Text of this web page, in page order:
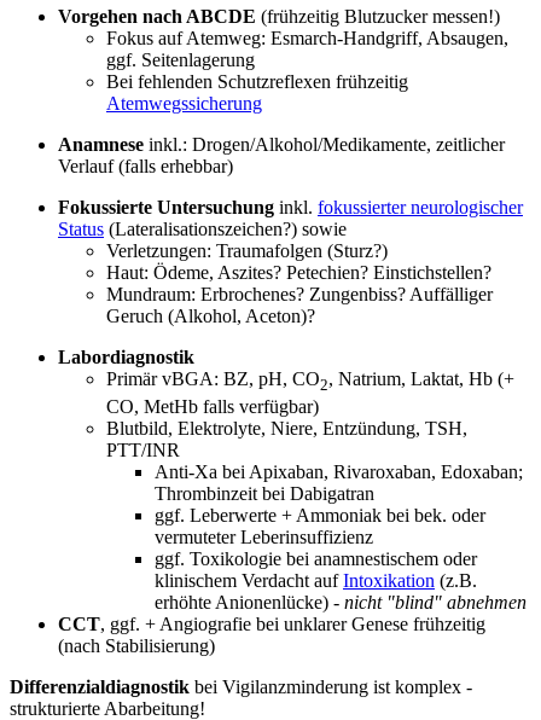
Vorgehen nach ABCDE (frühzeitig Blutzucker messen!)
Fokus auf Atemweg: Esmarch-Handgriff, Absaugen,
ggf. Seitenlagerung
Bei fehlenden Schutzreflexen frühzeitig
Atemwegssicherung
Anamnese inkl.: Drogen/Alkohol/Medikamente, zeitlicher
Verlauf (falls erhebbar)
Fokussierte Untersuchung inkl. fokussierter neurologischer
Status (Lateralisationszeichen?) sowie
Verletzungen: Traumafolgen (Sturz?)
Haut: Ödeme, Aszites? Petechien? Einstichstellen?
Mundraum: Erbrochenes? Zungenbiss? Auffälliger
Geruch (Alkohol, Aceton)?
Labordiagnostik
Primär vBGA: BZ, pH, CO2, Natrium, Laktat, Hb (+
CO, MetHb falls verfügbar)
Blutbild, Elektrolyte, Niere, Entzündung, TSH,
PTT/INR
Anti-Xa bei Apixaban, Rivaroxaban, Edoxaban;
Thrombinzeit bei Dabigatran
ggf. Leberwerte + Ammoniak bei bek. oder
vermuteter Leberinsuffizienz
ggf. Toxikologie bei anamnestischem oder
klinischem Verdacht aufIntoxikation (z.B.
erhöhte Anionenlücke) - nicht "blind" abnehmen
CCT, ggf. + Angiografie bei unklarer Genese frühzeitig
(nach Stabilisierung)
Differenzialdiagnostik bei Vigilanzminderung ist komplex -
strukturierte Abarbeitung!